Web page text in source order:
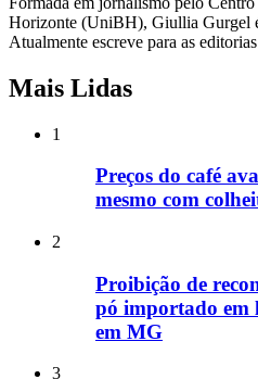
Horizonte (UniBH), Giullia Gurgel
Atualmente escreve para as
Mais Lidas
1
Preços do café
mesmo com
2
Proibição de
pó importado em
em MG
3